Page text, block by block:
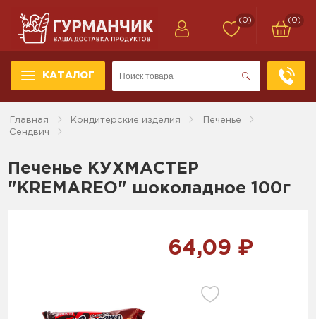
КАТАЛОГ
(0) (0)
Главная Кондитерские изделия
Печенье
Сендвич
Печенье КУХМАСТЕР
"KREMAREO" шоколадное 100г
64,09 ₽